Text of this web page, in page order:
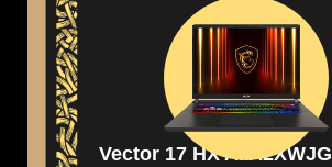
Vector 17 HX AI A2XWJG